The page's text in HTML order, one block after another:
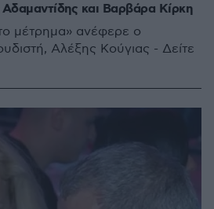
και Βαρβάρα Κίρκη
μέτρημα» ανέφερε ο
Αλέξης Κούγιας - Δείτε